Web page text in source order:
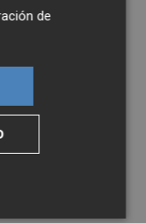
el fútbol no
a
de salida
sobre la
operación
de